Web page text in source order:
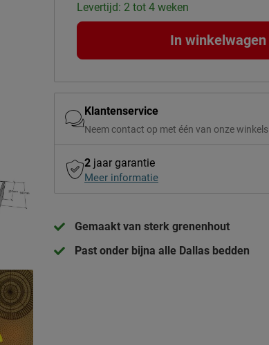
Levertijd: 2 tot 4 weken
In winkelwagen
Klantenservice
Neem contact op met één van onze winkels
2 jaar garantie
Meer informatie
Gemaakt van sterk grenenhout
Past onder bijna alle Dallas bedden